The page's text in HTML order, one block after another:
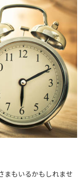
まもいるかもしれませ